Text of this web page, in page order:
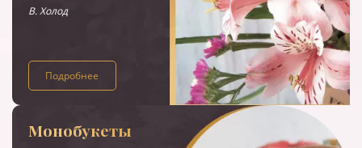
В. Холод
Подробнее
Монобукеты